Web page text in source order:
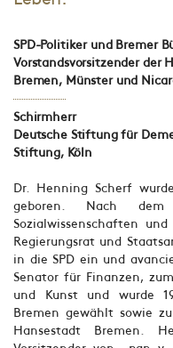
SPD-Politiker und Bremer
Vorstandsvorsitzender der
Bremen, Münster und
Schirmherr
Deutsche Stiftung für
Stiftung, Köln
Dr. Henning Scherf
geboren. Nach
Sozialwissenschaften
Regierungsrat und
in die SPD ein und
Senator für Finanzen,
und Kunst und wurde
Bremen gewählt sowie
Hansestadt Bremen.